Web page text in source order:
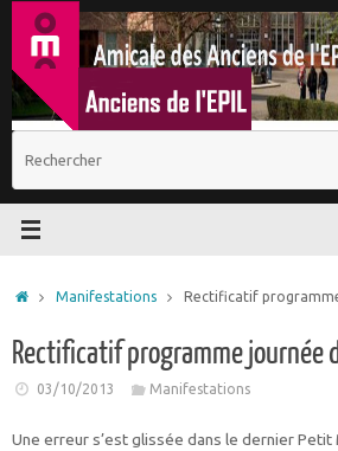
Passer
contenu
Accueil
Manifestations Rectificatif
Rectificatif programme
03/10/2013 Manifestations
Une erreur s’est glissée dans le dernier Petit